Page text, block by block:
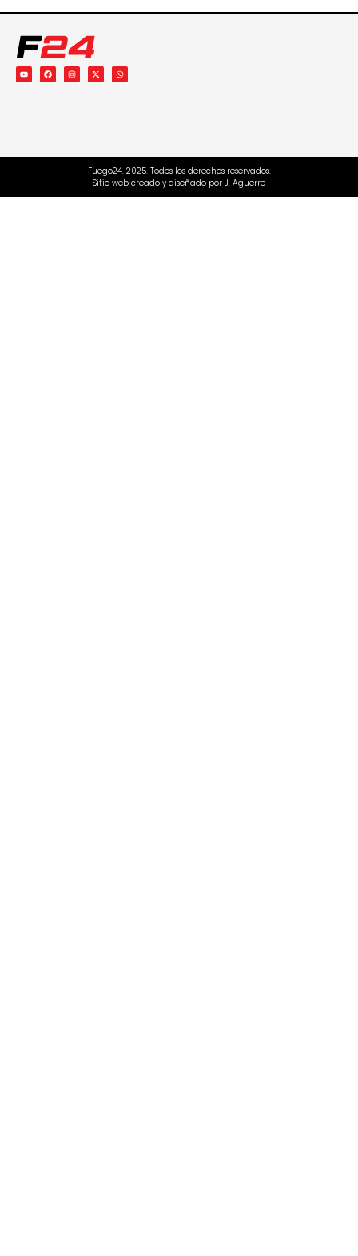
Fuego24. 2025. Todos los derechos reservados.
Sitio web creado y diseñado por J. Aguerre